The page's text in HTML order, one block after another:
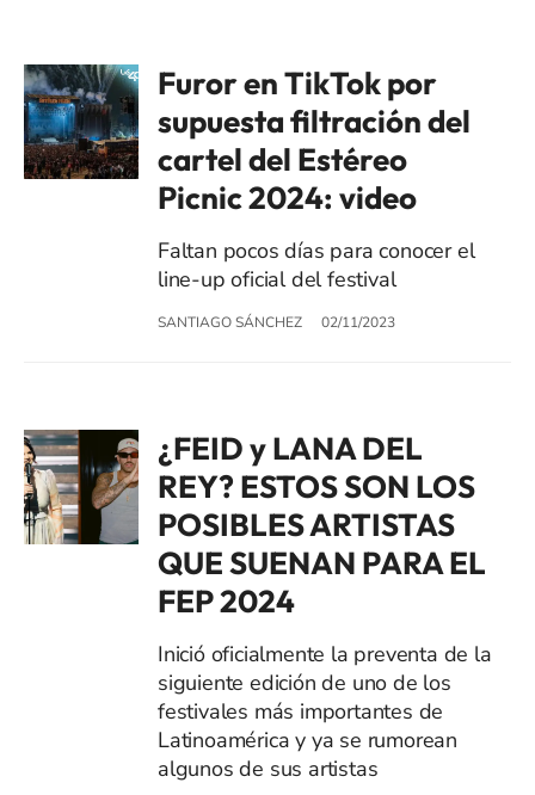
Furor en TikTok por
supuesta filtración del
cartel del Estéreo
Picnic 2024: video
Faltan pocos días para conocer el
line-up oficial del festival
SANTIAGO SÁNCHEZ 02/11/2023
¿FEID y LANA DEL
REY? ESTOS SON LOS
POSIBLES ARTISTAS
QUE SUENAN PARA EL
FEP 2024
Inició oficialmente la preventa de la
siguiente edición de uno de los
festivales más importantes de
Latinoamérica y ya se rumorean
algunos de sus artistas